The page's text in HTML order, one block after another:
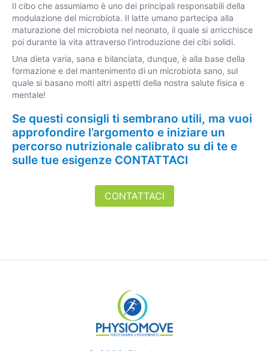
Il cibo che assumiamo è uno dei principali responsabili della
modulazione del microbiota. Il latte umano partecipa alla
maturazione del microbiota nel neonato, il quale si arricchisce
poi durante la vita attraverso l'introduzione dei cibi solidi.
Una dieta varia, sana e bilanciata, dunque, è alla base della
formazione e del mantenimento di un microbiota sano, sul
quale si basano molti altri aspetti della nostra salute fisica e
mentale!
Se questi consigli ti sembrano utili, ma vuoi
approfondire l’argomento e iniziare un
percorso nutrizionale calibrato su di te e
sulle tue esigenze CONTATTACI
CONTATTACI